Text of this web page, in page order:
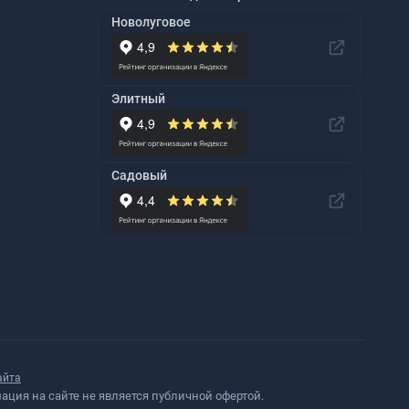
Новолуговое
Элитный
Садовый
на сайте не является публичной офертой.